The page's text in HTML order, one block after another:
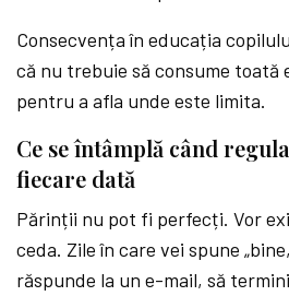
Consecvența în educația
că nu trebuie să consume toată
pentru a afla unde este limita.
Ce se întâmplă când
fiecare dată
Părinții nu pot fi perfecți. Vor
ceda. Zile în care vei spune
răspunde la un e-mail, să